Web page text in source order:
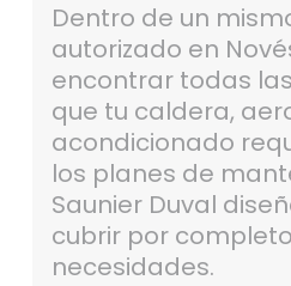
Dentro de un
autorizado en
encontrar todas
que tu caldera,
acondicionado
los planes de
Saunier Duval
cubrir por
necesidades.